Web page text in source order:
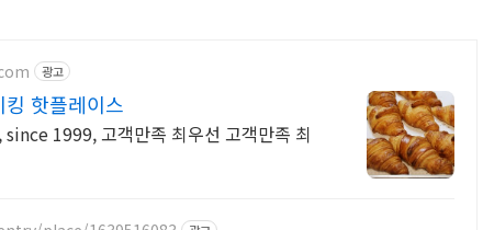
광고
핫플레이스
1999, 고객만족 최우선 고객만족 최